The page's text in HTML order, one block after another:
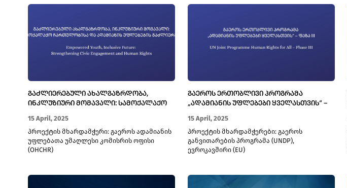
ᲒᲐᲫᲚᲘᲔᲠᲔᲑᲣᲚᲘ ᲐᲮᲐᲚᲒᲐᲖᲠᲓᲝᲑᲐ,
ᲘᲜᲙᲚᲣᲖᲘᲣᲠᲘ ᲛᲝᲛᲐᲕᲐᲚᲘ: ᲡᲐᲛᲝᲥᲐᲚᲐᲥᲝ
ᲩᲐᲠᲗᲣᲚᲝᲑᲘᲡᲐ ᲓᲐ ᲐᲓᲐᲛᲘᲐᲜᲘᲡ
ᲣᲤᲚᲔᲑᲔᲑᲘᲡ ᲒᲐᲫᲚᲘᲔᲠᲔᲑᲐ
15 April, 2025
პროექტის მხარდამჭერი: გაეროს ადამიანის
უფლებათა უმაღლესი კომისრის ოფისი
(OHCHR)
ᲒᲐᲔᲠᲝᲡ ᲔᲠᲗᲝᲑᲚᲘᲕᲘ ᲞᲠᲝᲒᲠᲐᲛᲐ
„ᲐᲓᲐᲛᲘᲐᲜᲘᲡ ᲣᲤᲚᲔᲑᲔᲑᲘ ᲧᲕᲔᲚᲐᲡᲗᲕᲘᲡ“ –
ᲤᲐᲖᲐ III
15 April, 2025
პროექტის მხარდამჭერები: გაეროს
განვითარების პროგრამა (UNDP),
ევროკავშირი (EU)